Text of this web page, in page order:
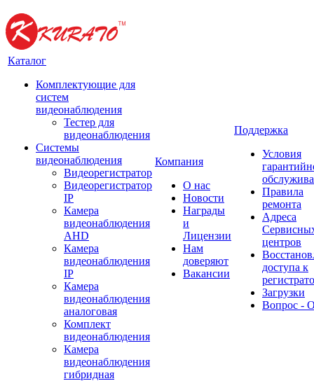
Каталог
Комплектующие для
систем
видеонаблюдения
Тестер для
видеонаблюдения
Системы
видеонаблюдения
Видеорегистратор
Видеорегистратор
IP
Камера
видеонаблюдения
AHD
Камера
видеонаблюдения
IP
Камера
видеонаблюдения
аналоговая
Комплект
видеонаблюдения
Камера
видеонаблюдения
гибридная
Компания
О нас
Новости
Награды
и
Лицензии
Нам
доверяют
Вакансии
Поддержка
Условия
Правила
ремонта
Адреса
центров
доступа к
Загрузки
Вопрос -